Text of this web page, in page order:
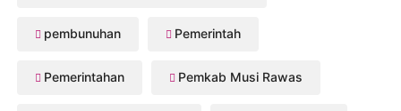
pembunuhan Pemerintah
Pemerintahan Pemkab Musi Rawas